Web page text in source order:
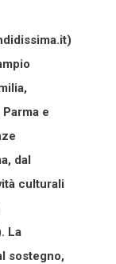
e
dal
culturali
La
sostegno,